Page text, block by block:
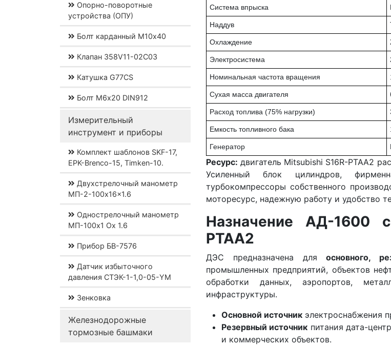
Опорно-поворотные
устройства (ОПУ)
Болт карданный М10х40
Клапан 358V11-02C03
Катушка G77CS
Болт М6х20 DIN912
Измерительный
инструмент и приборы
Комплект шаблонов SKF-17,
EPK-Brenco-15, Timken-10.
Двухстрелочный манометр
МП-2-100x16x1.6
Однострелочный манометр
МП-100x1 Ох 1.6
Прибор БВ-7576
Датчик избыточного
давления СТЭК-1-1,0-05-YM
Зенковка
Железнодорожные
тормозные башмаки
Система впрыска
Наддув
Охлаждение
Электросистема
Номинальная частота вращения
Сухая масса двигателя
Расход топлива (75% нагрузки)
Емкость топливного бака
Генератор
Ресурс: двигатель Mitsubishi S16R-PTAA2
Усиленный блок цилиндров,
турбокомпрессоры собственного
моторесурс, надежную работу и удобство
Назначение АД-1600
PTAA2
ДЭС предназначена дляосновного,
промышленных предприятий, объектов
обработки данных, аэропортов,
инфраструктуры.
Основной источник электроснабжения
Резервный источник питания дата-
и коммерческих объектов.